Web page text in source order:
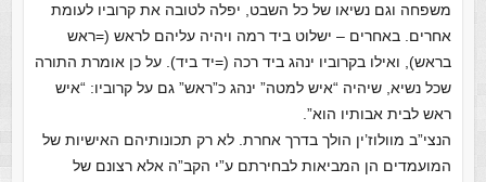
משפחה וגם נשיאו של כל השבט, יפלה לטובה את קרוביו לעומת
אחרים. באחרים – ישלוט ביד רמה ויהיה עליהם לראש (=ראש
בראש), ואילו בקרוביו ינהג ביד רכה (=יד ביד). על כן אומרת התורה
שכל נשיא, שיהיה “איש למטה” ינהג כ”ראש” גם על קרוביו: “איש
ראש לבית אבותיו הוא”.
הנצי”ב מוולוז’ין הולך בדרך אחרת. לא רק תכונותיהם האישיות של
המועמדים הן המביאות לבחירתם ע”י הקב”ה אלא רצונם של